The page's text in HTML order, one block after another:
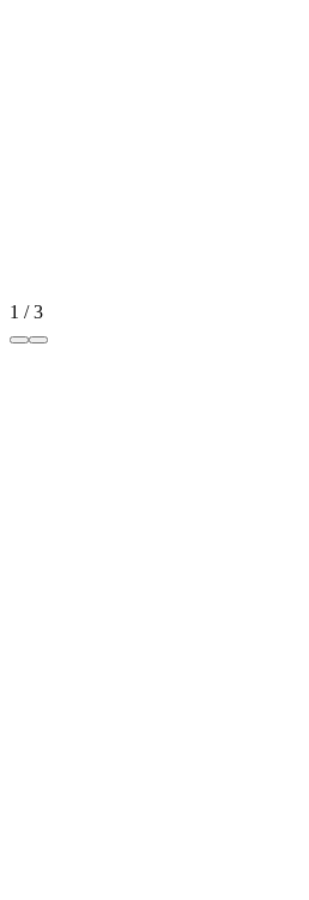
1 /3